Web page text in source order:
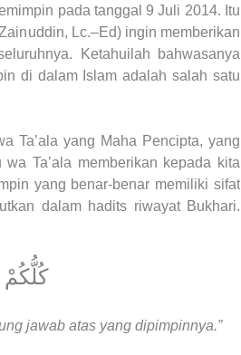
pada tanggal 9 Juli 2014. Itu
Lc.–Ed) ingin memberikan
Ketahuilah bahwasanya
di dalam Islam adalah salah satu
Ta’ala yang Maha Pencipta, yang
Ta’ala memberikan kepada kita
yang benar-benar memiliki sifat
dalam hadits riwayat Bukhari.
jawab atas yang dipimpinnya.”